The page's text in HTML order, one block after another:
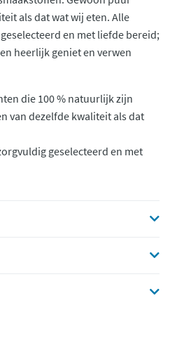
als dat wat wij eten. Alle
en met liefde bereid;
heerlijk geniet en verwen
die 100 % natuurlijk zijn
van dezelfde kwaliteit als dat
geselecteerd en met